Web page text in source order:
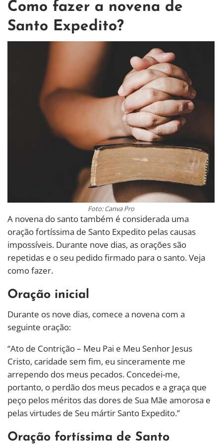
Como fazer a novena de
Santo Expedito?
Foto: Canva Pro
A novena do santo também é considerada uma
oração fortíssima de Santo Expedito pelas causas
impossíveis. Durante nove dias, as orações são
repetidas e o seu pedido firmado para o santo. Veja
como fazer.
Oração inicial
Durante os nove dias, comece a novena com a
seguinte oração:
“Ato de Contrição – Meu Pai e Meu Senhor Jesus
Cristo, caridade sem fim, eu sinceramente me
arrependo dos meus pecados. Concedei-me,
portanto, o perdão dos meus pecados e a graça que
peço pelos méritos das dores de Sua Mãe amorosa e
pelas virtudes de Seu mártir Santo Expedito.”
Oração fortíssima de Santo